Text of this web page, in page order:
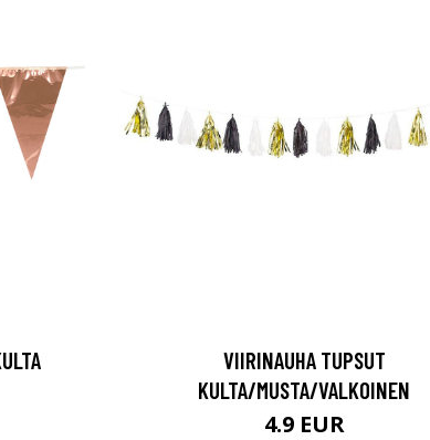
VIIRINAUHA TUPSUT
KULTA/MUSTA/VALKOINEN
4.9 EUR